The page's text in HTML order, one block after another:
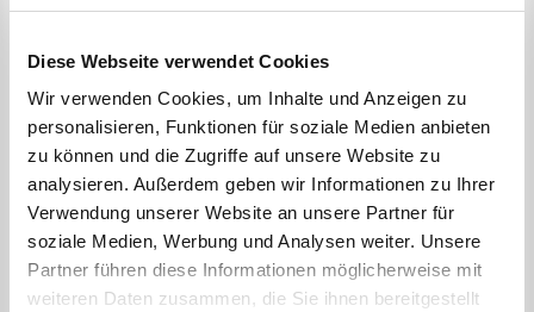
Diese Webseite verwendet Cookies
Wir verwenden Cookies, um Inhalte und Anzeigen zu
personalisieren, Funktionen für soziale Medien anbieten
zu können und die Zugriffe auf unsere Website zu
analysieren. Außerdem geben wir Informationen zu Ihrer
Verwendung unserer Website an unsere Partner für
soziale Medien, Werbung und Analysen weiter. Unsere
Partner führen diese Informationen möglicherweise mit
weiteren Daten zusammen, die Sie ihnen bereitgestellt
Ort
Eutiner Str. 2, 23738
Lensahn
Status
durchgeführt
Tagesordnung
TOP Betreff
Drucksachen